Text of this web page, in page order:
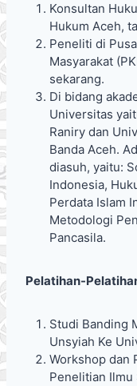
Konsultan
Hukum Aceh,
Peneliti di
Masyarakat
sekarang.
Di bidang
Universitas
Raniry dan
Banda Aceh.
diasuh, yaitu:
Indonesia,
Perdata Islam
Metodologi
Pancasila.
Pelatihan-
Studi Banding
Unsyiah Ke
Workshop dan
Penelitian Ilmu